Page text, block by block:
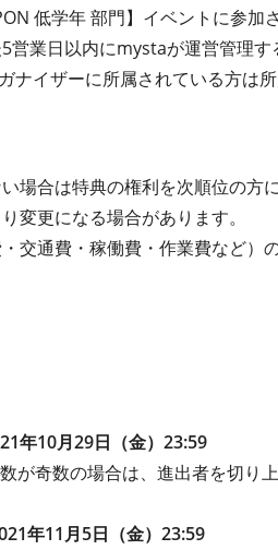
低学年 部門】イベントに参
営業日以内にmystaが運営管理
ナイザーに所属されている方は
場合は特典の権利を次順位の方
変更になる場合があります。
交通費・稼働費・作業費など）
年10月29日（金）23:59
が奇数の場合は、進出者を切り上
年11月5日（金）23:59